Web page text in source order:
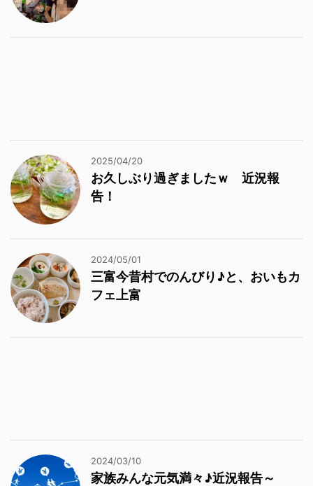
2025/04/20
お久しぶり過ぎましたｗ 近況報
告！
2024/05/01
三富今昔村でのんびり♪と、おいもカ
フェ上富
2024/03/10
家族みんな元気満々♪近況報告～